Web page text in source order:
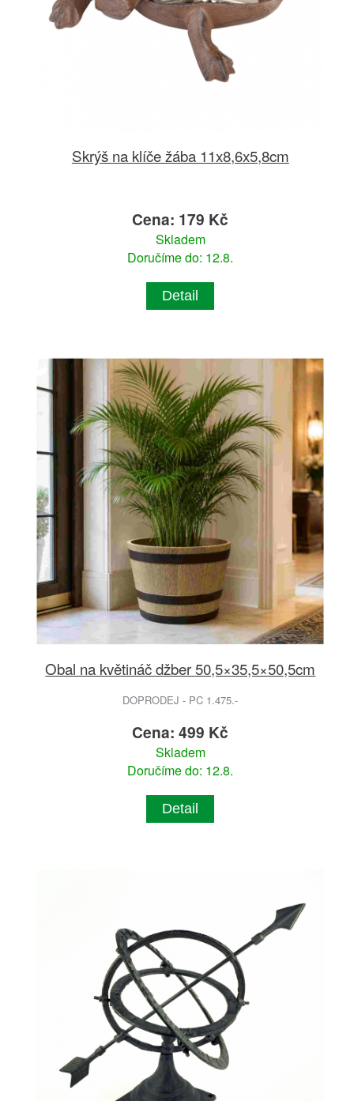
Skrýš na klíče žába 11x8,6x5,8cm
Cena: 179 Kč
Skladem
Doručíme do: 12.8.
Detail
Obal na květináč džber 50,5×35,5×50,5cm
DOPRODEJ - PC 1.475.-
Cena: 499 Kč
Skladem
Doručíme do: 12.8.
Detail